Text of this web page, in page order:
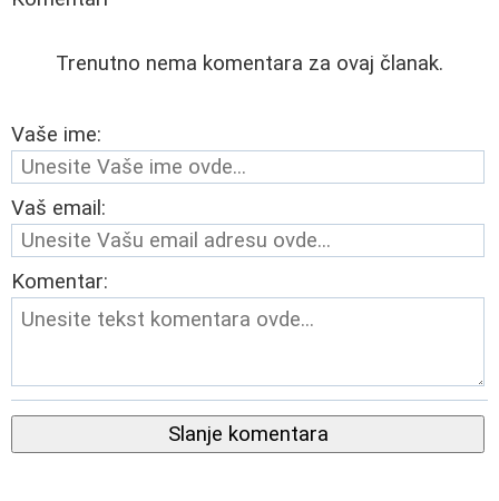
Trenutno nema komentara za ovaj članak.
Vaše ime:
Vaš email:
Komentar:
Slanje komentara